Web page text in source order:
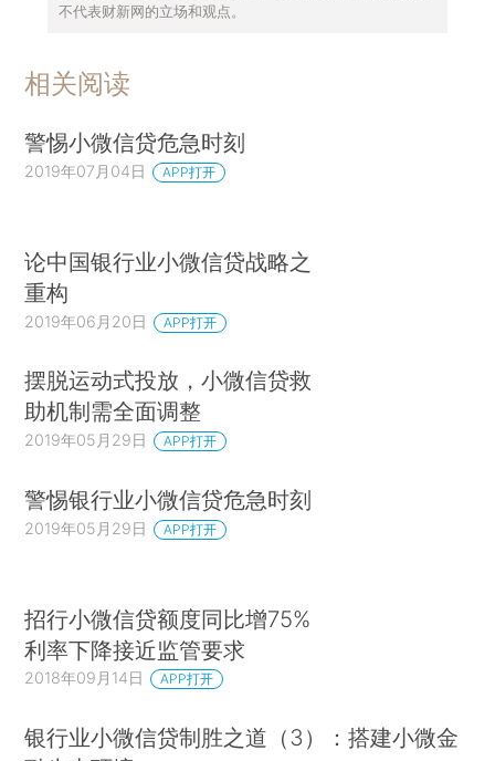
不代表财新网的立场和观点。
相关阅读
警惕小微信贷危急时刻
2019年07月04日 APP打开
论中国银行业小微信贷战略之
重构
2019年06月20日 APP打开
摆脱运动式投放，小微信贷救
助机制需全面调整
2019年05月29日 APP打开
警惕银行业小微信贷危急时刻
2019年05月29日 APP打开
招行小微信贷额度同比增75%
利率下降接近监管要求
2018年09月14日 APP打开
银行业小微信贷制胜之道（3）：搭建小微金